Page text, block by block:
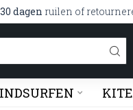
30 dagen ruilen of